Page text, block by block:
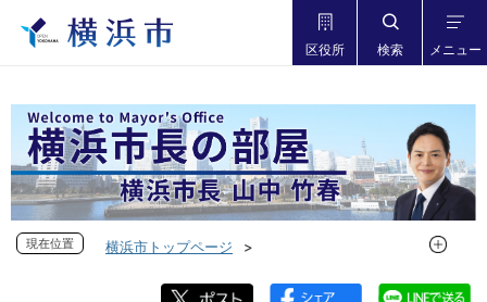
区役所 検索 メニュー
現在位置
横浜市トップページ
現在位